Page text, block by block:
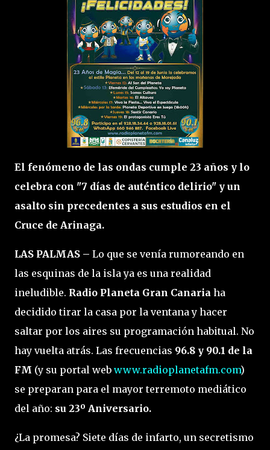
El fenómeno de las ondas cumple 23 años y lo
celebra con "7 días de auténtico delirio" y un
asalto sin precedentes a sus estudios en el
Cruce de Arinaga.
LAS PALMAS – Lo que se venía rumoreando en
las esquinas de la isla ya es una realidad
ineludible. Radio Planeta Gran Canaria ha
decidido tirar la casa por la ventana y hacer
saltar por los aires su programación habitual. No
hay vuelta atrás. Las frecuencias 96.8 y 90.1 de la
FM (y su portal web www.radioplanetafm.com)
se preparan para el mayor terremoto mediático
del año: su 23º Aniversario.
¿La promesa? Siete días de infarto, un secretismo